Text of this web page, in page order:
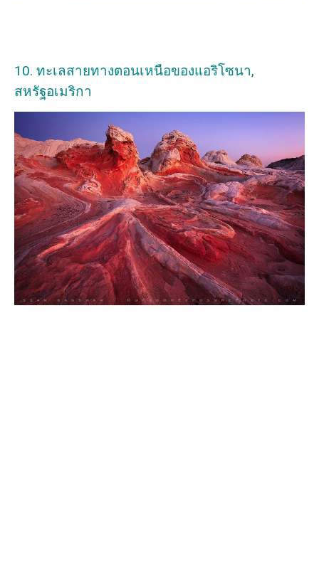
10. ทะเลสายทางตอนเหนือของแอริโซนา,
สหรัฐอเมริกา